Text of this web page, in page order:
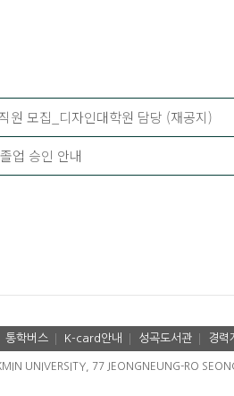
원 모집_디자인대학원 담당 (재공지)
업 승인 안내
통학버스 K-card안내 성곡도서관 경력
UNIVERSITY, 77 JEONGNEUNG-RO